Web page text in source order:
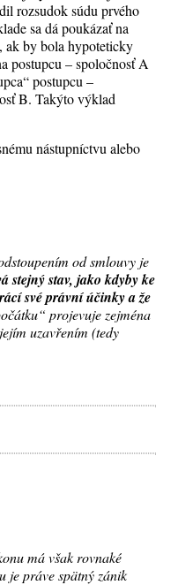
rozsudok súdu prvého
sa dá poukázať na
ak by bola hypoteticky
postupcu – spoločnosť A
postupcu –
B. Takýto výklad
nástupníctvu alebo
od smlouvy je
stejný stav, jako kdyby ke
své právní účinky a že
projevuje zejména
uzavřením (tedy
má však rovnaké
je práve spätný zánik